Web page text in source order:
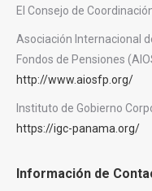
El Consejo de
Asociación Internacional
Fondos de Pensiones
http://www.aiosfp.org/
Instituto de Gobierno
https://igc-panama.org/
Información de